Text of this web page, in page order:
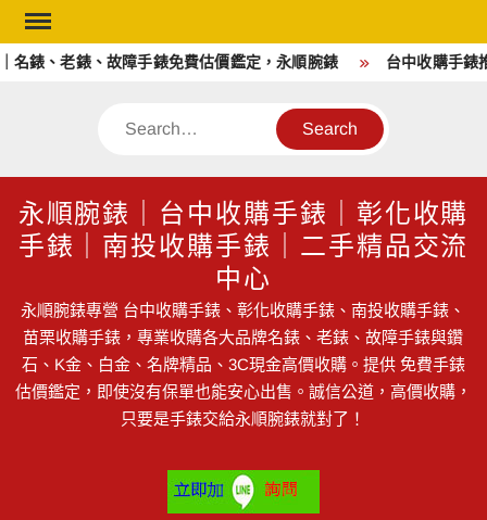
Skip
to
content
錶、老錶、故障手錶免費估價鑑定，永順腕錶 台中收購手錶
Search
永順腕錶｜台中收購手錶｜彰化收購
手錶｜南投收購手錶｜二手精品交流
中心
永順腕錶專營 台中收購手錶、彰化收購手錶、南投收購手錶、
苗栗收購手錶，專業收購各大品牌名錶、老錶、故障手錶與鑽
石、K金、白金、名牌精品、3C現金高價收購。提供 免費手錶
估價鑑定，即使沒有保單也能安心出售。誠信公道，高價收購，
只要是手錶交給永順腕錶就對了！